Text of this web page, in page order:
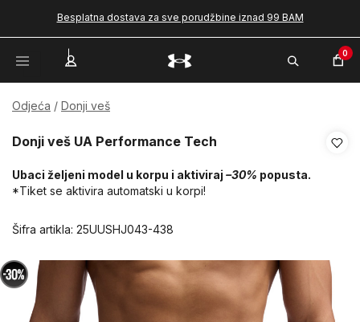
Besplatna dostava za sve porudžbine iznad 99 BAM
0
Odjeća Donji veš
Donji veš UA Performance Tech
Ubaci željeni model u korpu i aktiviraj –30% popusta.
*Tiket se aktivira automatski u korpi!
Šifra artikla: 25UUSHJ043-438